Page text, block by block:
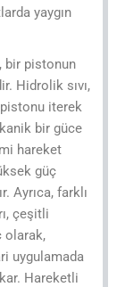
yaygın
bir pistonun
Hidrolik sıvı,
iterek
bir güce
hareket
güç
Ayrıca, farklı
çeşitli
olarak,
uygulamada
Hareketli